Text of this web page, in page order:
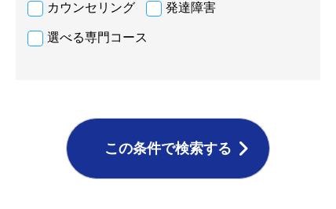
カウンセリング 発達障害
選べる専門コース
この条件で検索する